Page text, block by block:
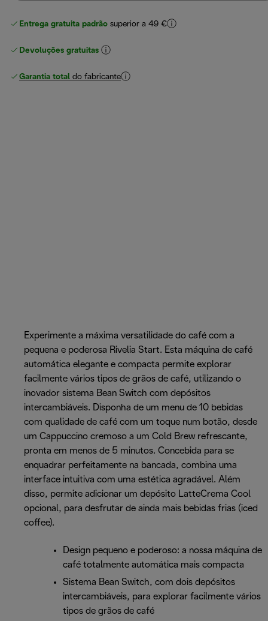
Entrega gratuita padrão superior a 49 €
Devoluções gratuitas
Garantia total do fabricante
Experimente a máxima versatilidade do café com a
pequena e poderosa Rivelia Start. Esta máquina de café
automática elegante e compacta permite explorar
facilmente vários tipos de grãos de café, utilizando o
inovador sistema Bean Switch com depósitos
intercambiáveis. Disponha de um menu de 10 bebidas
com qualidade de café com um toque num botão, desde
um Cappuccino cremoso a um Cold Brew refrescante,
pronta em menos de 5 minutos. Concebida para se
enquadrar perfeitamente na bancada, combina uma
interface intuitiva com uma estética agradável. Além
disso, permite adicionar um depósito LatteCrema Cool
opcional, para desfrutar de ainda mais bebidas frias (iced
coffee).
Design pequeno e poderoso: a nossa máquina de
café totalmente automática mais compacta
Sistema Bean Switch, com dois depósitos
intercambiáveis, para explorar facilmente vários
tipos de grãos de café